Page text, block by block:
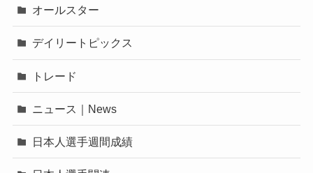
オールスター
デイリートピックス
トレード
ニュース｜News
日本人選手週間成績